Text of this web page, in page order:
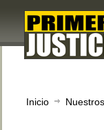
Inicio